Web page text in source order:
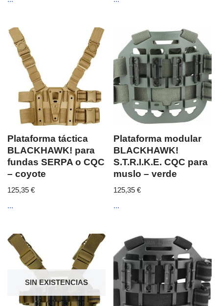
Plataforma táctica
BLACKHAWK! para
fundas SERPA o CQC
– coyote
125,35 €
...
Plataforma modular
BLACKHAWK!
S.T.R.I.K.E. CQC para
muslo – verde
125,35€
...
SIN EXISTENCIAS